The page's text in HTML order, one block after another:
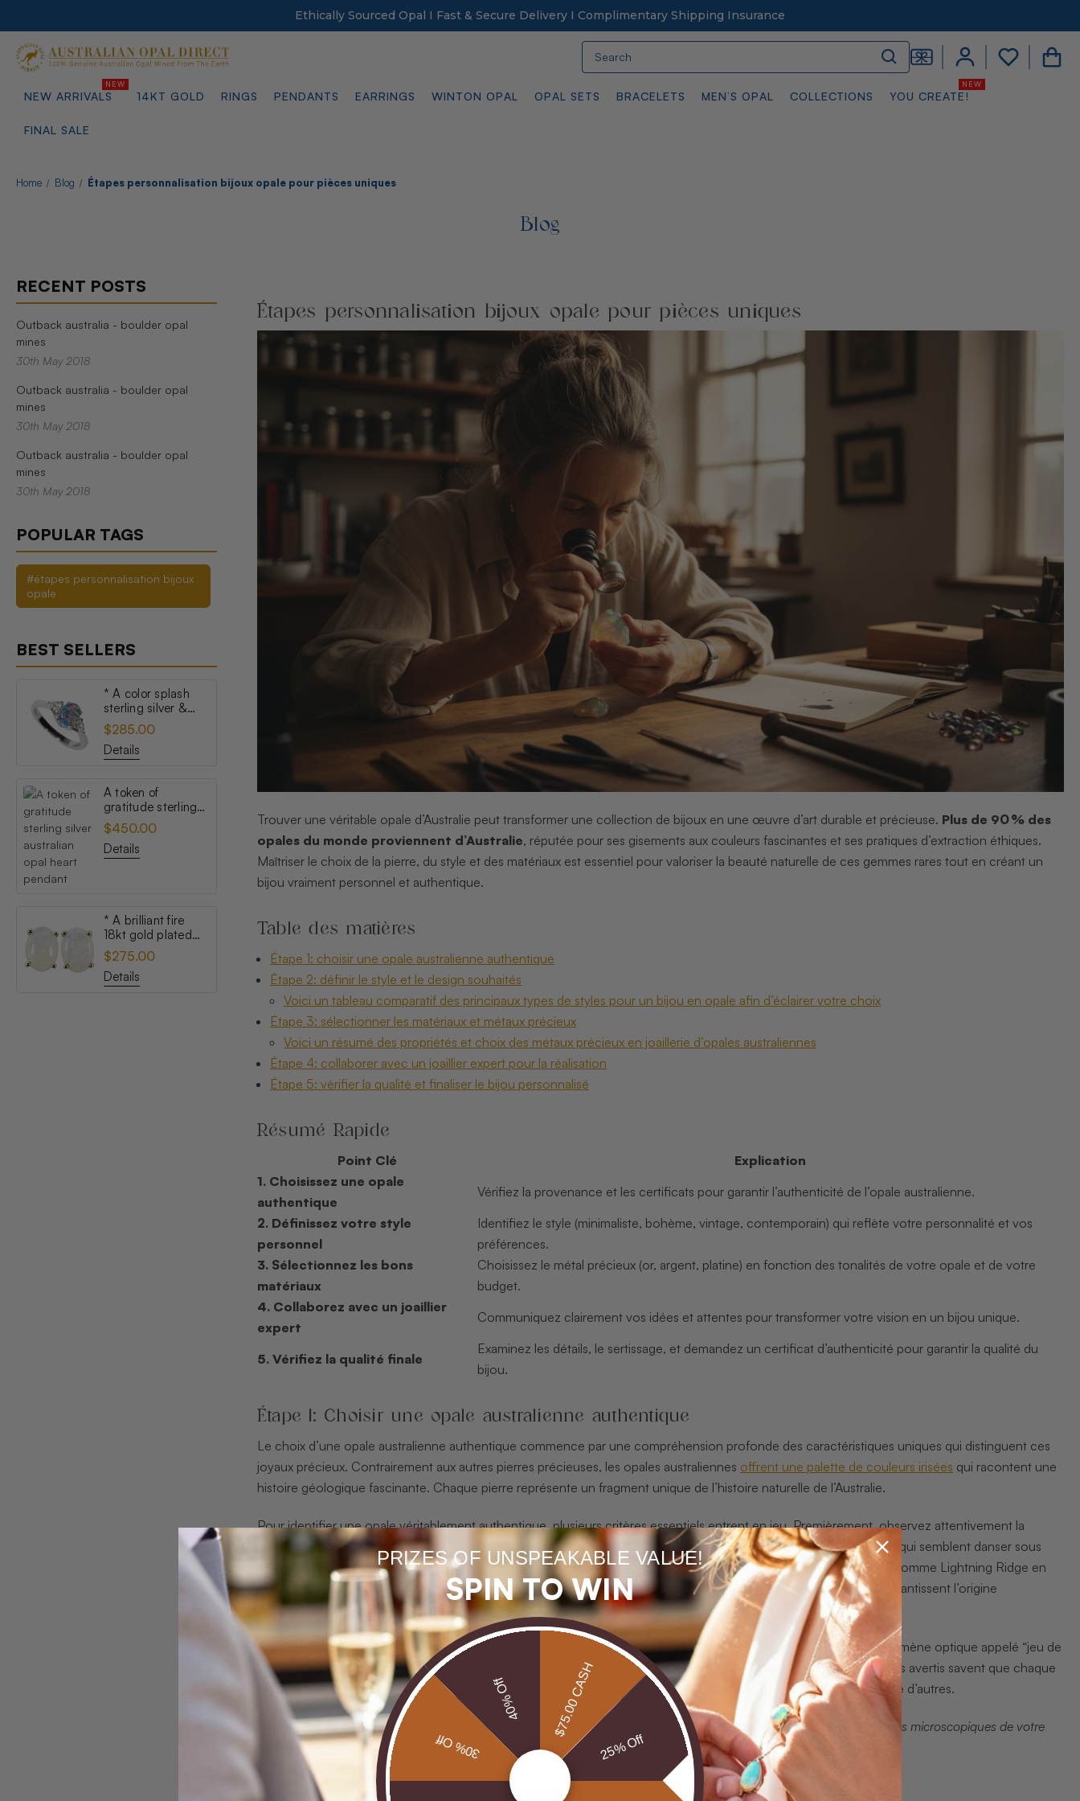
Ethically Sourced Opal I Fast & Secure Delivery I Complimentary Shipping Insurance
NEW ARRIVALS 14KT GOLD RINGS PENDANTS EARRINGS WINTON OPAL OPAL SETS BRACELETS MEN’S OPAL COLLECTIONS YOU CREATE!
FINAL SALE
Home Blog Étapes personnalisation bijoux opale pour pièces uniques
Blog
RECENT POSTS
Outback australia - boulder opal
mines
30th May 2018
Outback australia - boulder opal
mines
30th May 2018
Outback australia - boulder opal
mines
30th May 2018
POPULAR TAGS
#étapes personnalisation bijoux
opale
BEST SELLERS
* A color splash
sterling silver &
topaz australian
opal ring
$285.00
Details
A token of
gratitude sterling
silver australian
opal heart pendant
$450.00
Details
* A brilliant fire
18kt gold plated
australian white
opal stud earrings
$275.00
Details
Étapes personnalisation bijoux opale pour pièces uniques
Trouver une véritable opale d’Australie peut transformer une collection de bijoux en une œuvre d’art durable et précieuse. Plus de 90 % des
opales du monde proviennent d’Australie, réputée pour ses gisements aux couleurs fascinantes et ses pratiques d’extraction éthiques.
Maîtriser le choix de la pierre, du style et des matériaux est essentiel pour valoriser la beauté naturelle de ces gemmes rares tout en créant un
bijou vraiment personnel et authentique.
Table des matières
Étape 1: choisir une opale australienne authentique
Étape 2: définir le style et le design souhaités
Voici un tableau comparatif des principaux types de styles pour un bijou en opale afin d’éclairer votre choix
Étape 3: sélectionner les matériaux et métaux précieux
Voici un résumé des propriétés et choix des métaux précieux en joaillerie d’opales australiennes
Étape 4: collaborer avec un joaillier expert pour la réalisation
Étape 5: vérifier la qualité et finaliser le bijou personnalisé
Résumé Rapide
Point Clé
Explication
1. Choisissez une opale
authentique
Vérifiez la provenance et les certificats pour garantir l’authenticité de l’opale australienne.
2. Définissez votre style
personnel
Identifiez le style (minimaliste, bohème, vintage, contemporain) qui reflète votre personnalité et vos
préférences.
3. Sélectionnez les bons
matériaux
Choisissez le métal précieux (or, argent, platine) en fonction des tonalités de votre opale et de votre
budget.
4. Collaborez avec un joaillier
expert
Communiquez clairement vos idées et attentes pour transformer votre vision en un bijou unique.
5. Vérifiez la qualité finale
Examinez les détails, le sertissage, et demandez un certificat d’authenticité pour garantir la qualité du
bijou.
Étape 1: Choisir une opale australienne authentique
Le choix d’une opale australienne authentique commence par une compréhension profonde des caractéristiques uniques qui distinguent ces
joyaux précieux. Contrairement aux autres pierres précieuses, les opales australiennes offrent une palette de couleurs irisées qui racontent une
histoire géologique fascinante. Chaque pierre représente un fragment unique de l’histoire naturelle de l’Australie.
Pour identifier une opale véritablement authentique, plusieurs critères essentiels entrent en jeu. Premièrement, observez attentivement la
structure et la qualité de la pierre. Une opale australienne authentique présente des nuances de couleurs vibrantes qui semblent danser sous
différents angles de lumière. La provenance est cruciale les meilleures opales proviennent de régions spécifiques comme Lightning Ridge en
Nouvelle Galles du Sud ou Coober Pedy en Australie Méridionale. Recherchez des certificats d’authenticité qui garantissent l’origine
géographique précise de la pierre.
Un autre aspect fondamental est l’examen de la qualité optique. Les opales de première qualité montrent un phénomène optique appelé “jeu de
couleurs”, où des spectres lumineux semblent bouger et changer lors de la rotation de la pierre. Les collectionneurs avertis savent que chaque
opale possède sa propre personnalité certaines présentent des motifs de couleurs plus intenses et dynamiques que d’autres.
Conseil pro : Investissez dans une loupe de gemmologue de haute qualité pour examiner en détail les caractéristiques microscopiques de votre
opale et révéler ses secrets cachés.
Étape 2: Définir le style et le design souhaités
PRIZES OF UNSPEAKABLE VALUE!
SPIN TO WIN
$75.00 CASH
25% Off
30% Off
40% Off